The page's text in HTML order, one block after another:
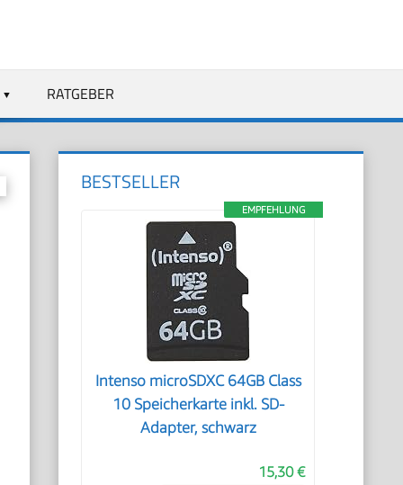
RATGEBER
BESTSELLER
EMPFEHLUNG
Intenso microSDXC 64GB Class
10 Speicherkarte inkl. SD-
Adapter, schwarz
15,30 €